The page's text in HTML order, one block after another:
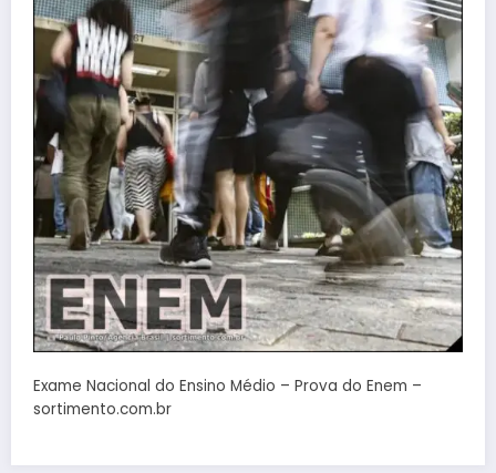
Exame Nacional do Ensino Médio – Prova do Enem –
sortimento.com.br